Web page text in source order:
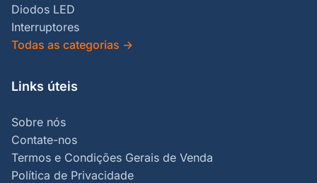
Diodos LED
Interruptores
Todas as categorias →
Links úteis
Sobre nós
Contate-nos
Termos e Condições Gerais de Venda
Política de Privacidade